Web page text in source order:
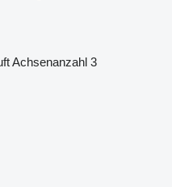
Achsenanzahl 3